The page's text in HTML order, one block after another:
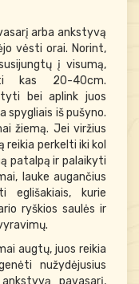
arba ankstyvą
vėsti orai. Norint,
į visumą,
kas 20-40cm.
bei aplink juos
spygliais iš pušyno.
žiemą. Jei viržius
perkelti iki kol
patalpą ir palaikyti
lauke augančius
eglišakiais, kurie
ryškios saulės ir
augtų, juos reikia
nužydėjusius
pavasarį,